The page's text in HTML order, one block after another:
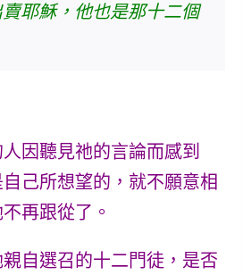
耶穌，他也是那十二個
因聽見祂的言論而感到
自己所想望的，就不願意相
再跟從了。
自選召的十二門徒，是否